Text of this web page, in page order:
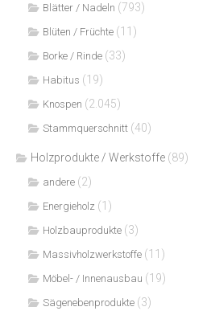
Blätter / Nadeln (793)
Blüten / Früchte (11)
Borke / Rinde (33)
Habitus (19)
Knospen (2.045)
Stammquerschnitt (40)
Holzprodukte / Werkstoffe (89)
andere (2)
Energieholz (1)
Holzbauprodukte (3)
Massivholzwerkstoffe (11)
Möbel- / Innenausbau (19)
Sägenebenprodukte (3)